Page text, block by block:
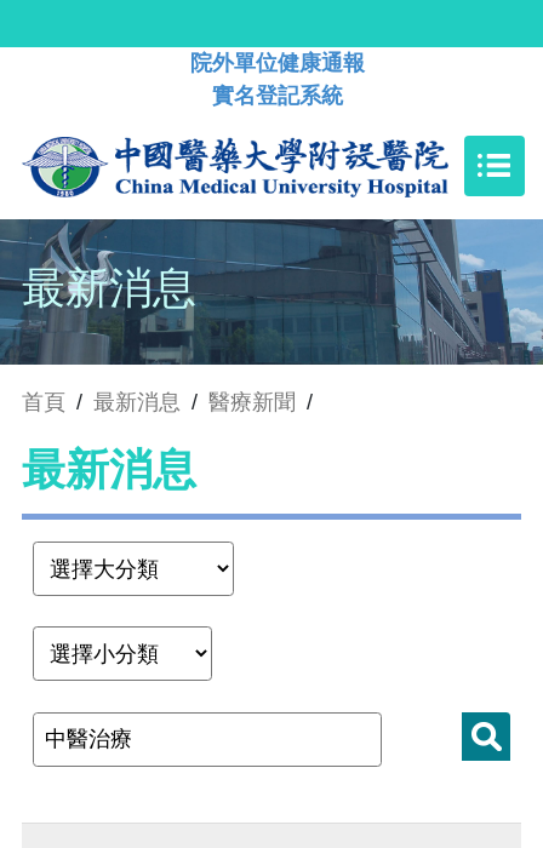
院外單位健康通報
實名登記系統
最新消息
首頁 / 最新消息 / 醫療新聞 /
最新消息